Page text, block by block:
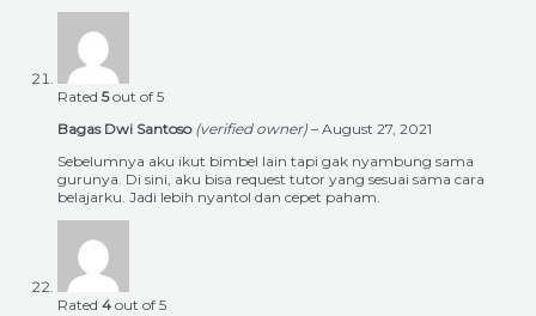
Rated 5out of 5
Bagas Dwi Santoso (verified owner) – August 27, 2021
Sebelumnya aku ikut bimbel lain tapi gak nyambung sama
gurunya. Di sini, aku bisa request tutor yang sesuai sama cara
belajarku. Jadi lebih nyantol dan cepet paham.
Rated 4 out of 5